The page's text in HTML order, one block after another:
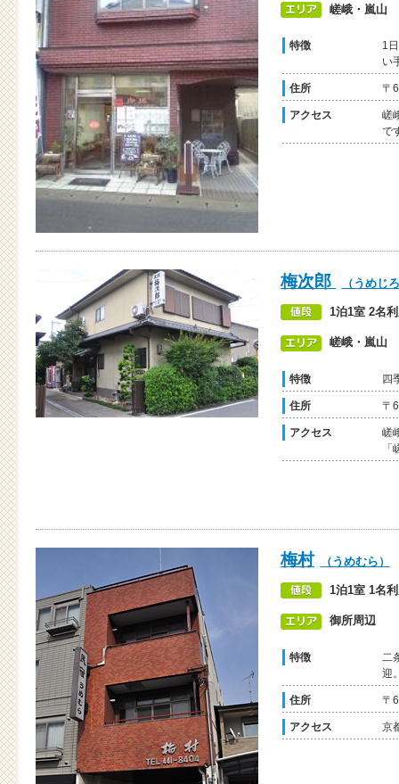
嵯峨・嵐山
特徴
1
い
住所 〒
アクセス
嵯
で
梅次郎 （うめじ
1泊1室 2名
嵯峨・嵐山
特徴 四
住所 〒
アクセス
嵯
梅村 （うめむら）
1泊1室 1名
御所周辺
特徴
二
迎
住所 〒
アクセス 京